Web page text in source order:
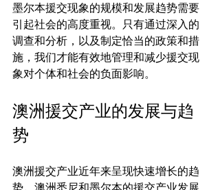
墨尔本援交现象的规模和发展趋势需要
引起社会的高度重视。只有通过深入的
调查和分析，以及制定恰当的政策和措
施，我们才能有效地管理和减少援交现
澳洲援交产业的发展与趋
势
澳洲援交产业近年来呈现快速增长的趋
势。澳洲悉尼和墨尔本的援交产业发展